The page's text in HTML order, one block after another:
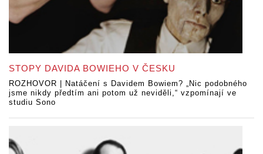
STOPY DAVIDA BOWIEHO V ČESKU
ROZHOVOR | Natáčení s Davidem Bowiem? „Nic podobného
jsme nikdy předtím ani potom už neviděli,“ vzpomínají ve
studiu Sono